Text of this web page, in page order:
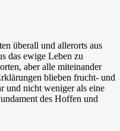
überall und allerorts aus
das ewige Leben zu
aber alle miteinander
blieben frucht- und
und nicht weniger als eine
des Hoffen und